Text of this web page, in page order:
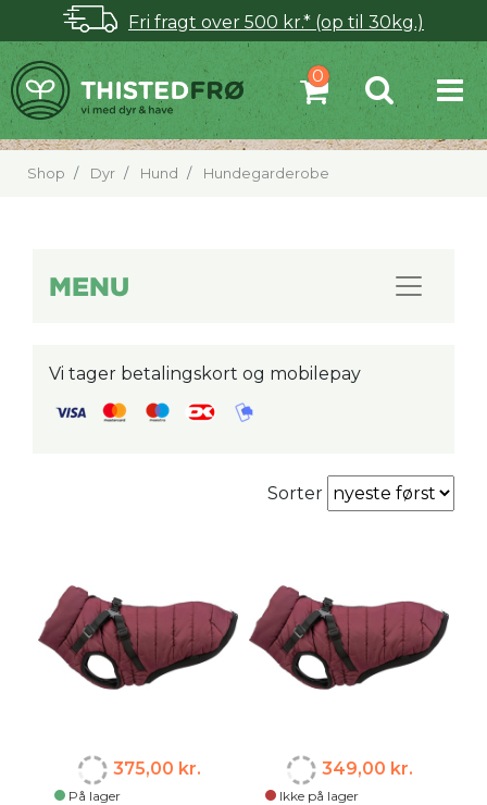
Fri fragt over 500 kr.* (op til 30kg.)
Shop Dyr Hund Hundegarderobe
MENU
Vi tager betalingskort og mobilepay
Sorter
På lager
375,00 kr.
Ikke på lager
349,00 kr.